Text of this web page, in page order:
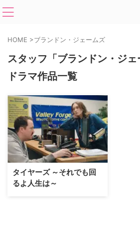
HOME >ブランドン・ジェームズ
スタッフ「ブランドン・ジ
ドラマ作品一覧
タイヤーズ ～それでも回
るよ人生は～